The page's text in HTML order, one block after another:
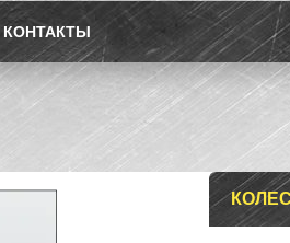
КОНТАКТЫ